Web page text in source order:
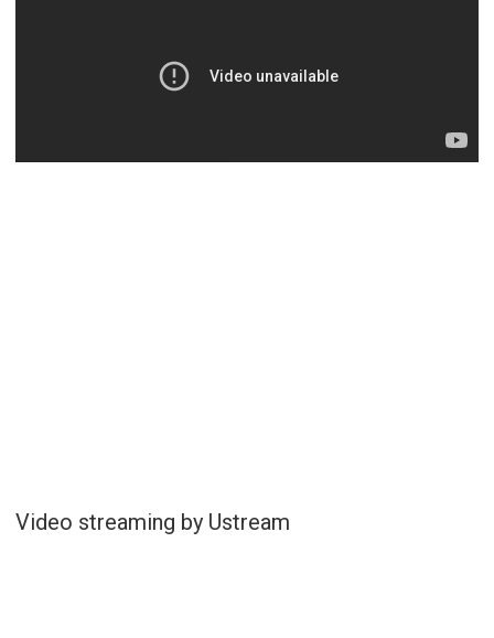
Video streaming by Ustream